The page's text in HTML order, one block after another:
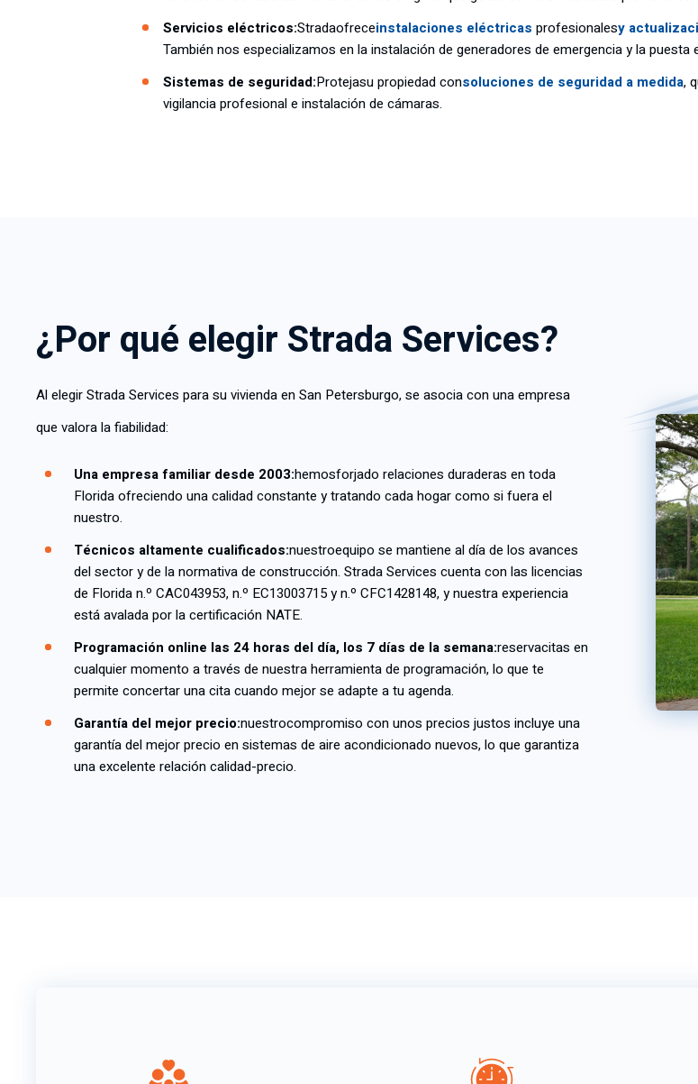
Servicios eléctricos:Stradaofreceinstalaciones eléctricas profesionalesy
También nos especializamos en la instalación de generadores de emergencia y la
Sistemas de seguridad:Protejasu propiedad consoluciones de seguridad a medida,
vigilancia profesional e instalación de cámaras.
¿Por qué elegir Strada Services?
Al elegir Strada Services para su vivienda en San Petersburgo, se asocia con una empresa
que valora la fiabilidad:
Una empresa familiar desde 2003:hemosforjado relaciones duraderas en toda
Florida ofreciendo una calidad constante y tratando cada hogar como si fuera el
nuestro.
Técnicos altamente cualificados:nuestroequipo se mantiene al día de los avances
del sector y de la normativa de construcción. Strada Services cuenta con las licencias
de Florida n.º CAC043953, n.º EC13003715 y n.º CFC1428148, y nuestra experiencia
está avalada por la certificación NATE.
Programación online las 24 horas del día, los 7 días de la semana:reservacitas en
cualquier momento a través de nuestra herramienta de programación, lo que te
permite concertar una cita cuando mejor se adapte a tu agenda.
Garantía del mejor precio:nuestrocompromiso con unos precios justos incluye una
garantía del mejor precio en sistemas de aire acondicionado nuevos, lo que garantiza
una excelente relación calidad-precio.